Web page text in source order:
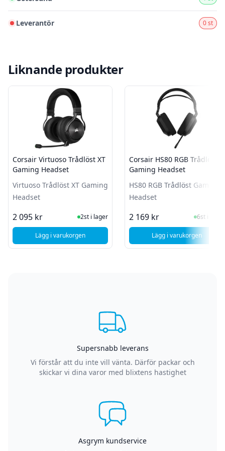
Leverantör 0 st
Liknande produkter
Corsair Virtuoso Trådlöst XT
Gaming Headset
Virtuoso Trådlöst XT Gaming
Headset
2 095 kr I Lager
2st i lager
Lägg i varukorgen, Corsair Virtuoso Trådlöst XT Gaming Headset
Corsair HS80 RGB Trådlöst
Gaming Headset
HS80 RGB Trådlöst Gaming
Headset
2 169 kr I Lager
6st i lager
Lägg i varukorgen
, Corsair HS80
Supersnabb leverans
Vi förstår att du inte vill vänta. Därför packar och
skickar vi dina varor med blixtens hastighet
Asgrym kundservice